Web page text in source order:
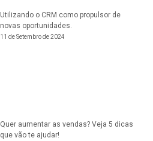
Utilizando o CRM como propulsor de
novas oportunidades.
11 de Setembro de 2024
Quer aumentar as vendas? Veja 5 dicas
que vão te ajudar!